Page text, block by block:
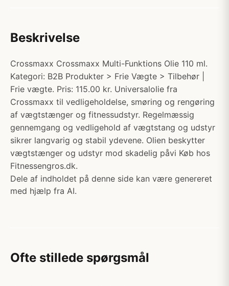
Beskrivelse
Crossmaxx Crossmaxx Multi-Funktions Olie 110 ml.
Kategori: B2B Produkter > Frie Vægte > Tilbehør |
Frie vægte. Pris: 115.00 kr. Universalolie fra
Crossmaxx til vedligeholdelse, smøring og rengøring
af vægtstænger og fitnessudstyr. Regelmæssig
gennemgang og vedligehold af vægtstang og udstyr
sikrer langvarig og stabil ydevene. Olien beskytter
vægtstænger og udstyr mod skadelig påvi Køb hos
Fitnessengros.dk.
Dele af indholdet på denne side kan være genereret
med hjælp fra AI.
Ofte stillede spørgsmål